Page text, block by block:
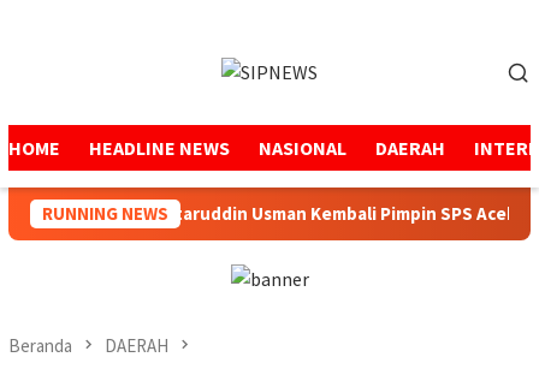
HOME HEADLINE NEWS NASIONAL DAERAH
RUNNING NEWS
Mukhtaruddin Usman Kembali Pimpin SPS Aceh
Beranda DAERAH